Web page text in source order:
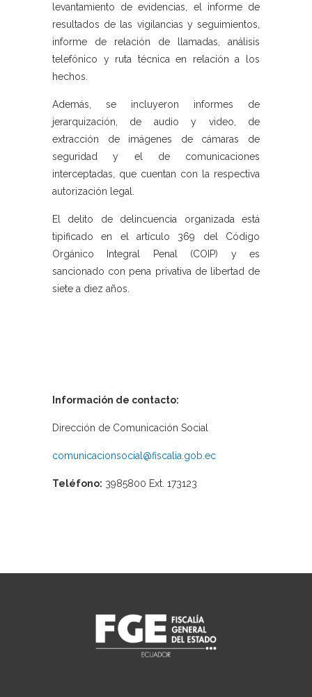
levantamiento de evidencias, el informe de
resultados de las vigilancias y seguimientos,
informe de relación de llamadas, análisis
telefónico y ruta técnica en relación a los
hechos.
Además, se incluyeron informes de
jerarquización, de audio y video, de
extracción de imágenes de cámaras de
seguridad y el de comunicaciones
interceptadas, que cuentan con la respectiva
autorización legal.
El delito de delincuencia organizada está
tipificado en el artículo 369 del Código
Orgánico Integral Penal (COIP) y es
sancionado con pena privativa de libertad de
siete a diez años.
Información de contacto:
Dirección de Comunicación Social
comunicacionsocial@fiscalia.gob.ec
Teléfono: 3985800 Ext. 173123